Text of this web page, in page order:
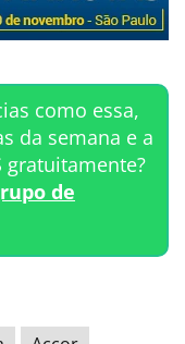
como essa,
da semana e a
gratuitamente?
de